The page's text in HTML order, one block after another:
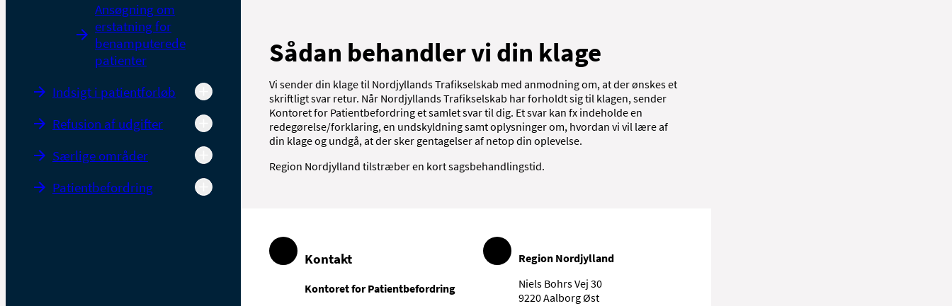
Ansøgning om
erstatning for
benamputerede
patienter
Indsigt i patientforløb
Refusion af udgifter
Særlige områder
Patientbefordring
Sådan behandler vi din klage
Vi sender din klage til Nordjyllands Trafikselskab med anmodning om, at der ønskes et
skriftligt svar retur. Når Nordjyllands Trafikselskab har forholdt sig til klagen, sender
Kontoret for Patientbefordring et samlet svar til dig. Et svar kan fx indeholde en
redegørelse/forklaring, en undskyldning samt oplysninger om, hvordan vi vil lære af
din klage og undgå, at der sker gentagelser af netop din oplevelse.
Region Nordjylland tilstræber en kort sagsbehandlingstid.
Kontakt
Kontoret for Patientbefordring
Region Nordjylland
Niels Bohrs Vej 30
9220 Aalborg Øst